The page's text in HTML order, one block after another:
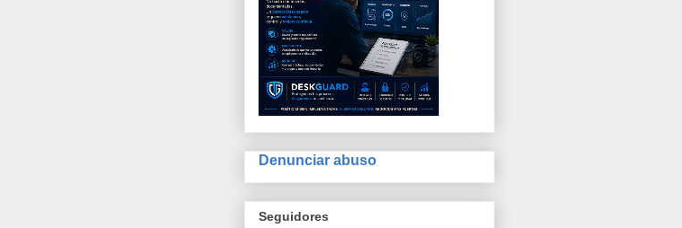
Denunciar abuso
Seguidores